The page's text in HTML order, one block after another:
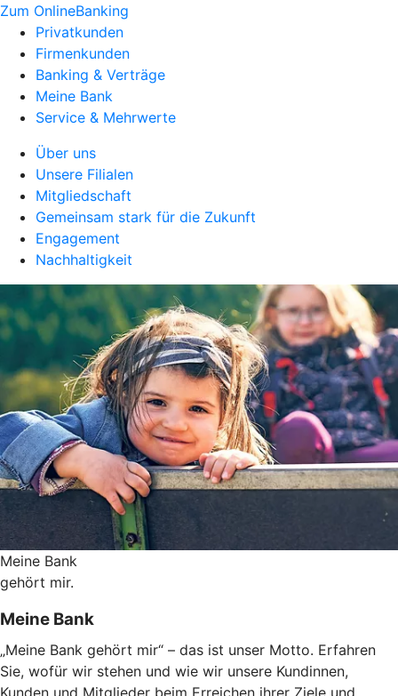
Zum OnlineBanking
Privatkunden
Firmenkunden
Banking & Verträge
Meine Bank
Service & Mehrwerte
Über uns
Unsere Filialen
Mitgliedschaft
Gemeinsam stark für die Zukunft
Engagement
Nachhaltigkeit
Meine Bank
gehört mir.
Meine Bank
„Meine Bank gehört mir“ – das ist unser Motto. Erfahren
Sie, wofür wir stehen und wie wir unsere Kundinnen,
Kunden und Mitglieder beim Erreichen ihrer Ziele und